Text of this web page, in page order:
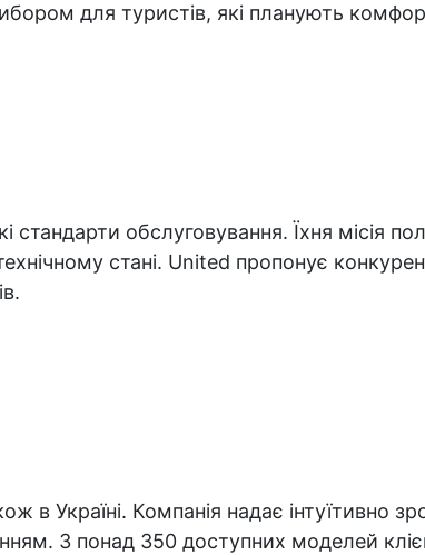
для туристів, які планують
обслуговування. Їхня місія
стані. United пропонує
Україні. Компанія надає інтуїтивно
З понад 350 доступних моделей